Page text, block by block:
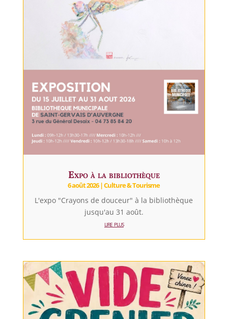
Expo à la bibliothèque
6 août 2026|Culture & Tourisme
L'expo "Crayons de douceur" à la bibliothèque
jusqu'au 31 août.
lire plus